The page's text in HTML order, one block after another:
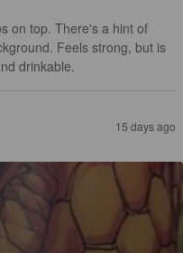
on top. There's a hint of
Feels strong, but is
drinkable.
15 days ago